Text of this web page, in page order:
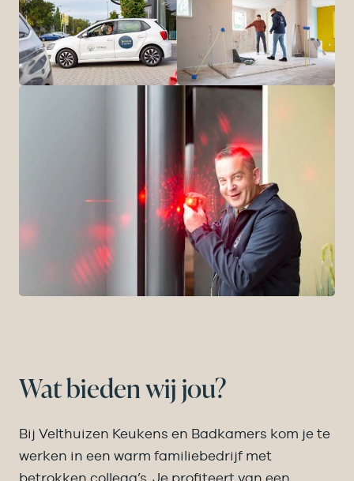
Wat bieden wij jou?
Bij Velthuizen Keukens en Badkamers kom je te
werken in een warm familie­bedrijf met
betrokken collega’s. Je profiteert van een